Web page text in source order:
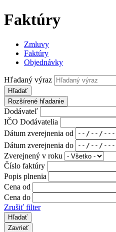
Faktúry
Zmluvy
Faktúry
Objednávky
Hľadaný výraz
Hľadať
Rozšírené hľadanie
Dodávateľ
IČO Dodávatelia
Dátum zverejnenia od
Dátum zverejnenia do
Zverejnený v roku
Číslo faktúry
Popis plnenia
Cena od
Cena do
Zrušiť filter
Zavrieť